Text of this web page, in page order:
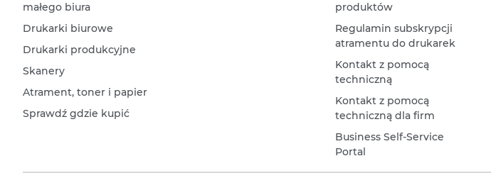
małego biura
Drukarki biurowe
Drukarki produkcyjne
Skanery
Atrament, toner i papier
Sprawdź gdzie kupić
produktów
Regulamin subskrypcji
atramentu do drukarek
Kontakt z pomocą
techniczną
Kontakt z pomocą
techniczną dla firm
Business Self-Service
Portal